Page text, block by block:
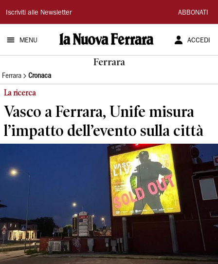
La
Nuova
Ferrara
Iscriviti alle Newsletter ABBONATI
MENU ACCEDI
Ferrara
Ferrara Cronaca
La ricerca
Vasco a Ferrara, Unife misura
l’impatto dell’evento sulla città